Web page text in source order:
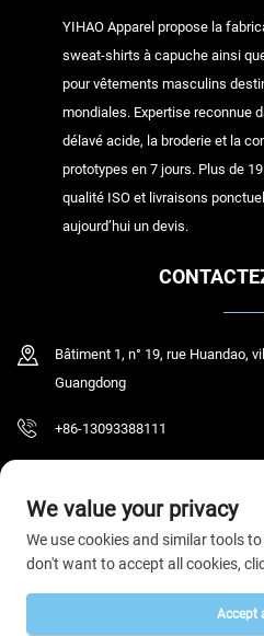
YIHAO Apparel propose la
sweat-shirts à capuche ainsi
pour vêtements masculins
mondiales. Expertise reconnue
délavé acide, la broderie et la
prototypes en 7 jours. Plus de
qualité ISO et livraisons
aujourd’hui un devis.
Bâtiment 1, n° 19, rue Huandao,
Guangdong
+86-13093388111
Tous droits réservés © 2026
Politique de
We value your privacy
We use cookies and similar tools
don't want to accept all cookies,
Accept